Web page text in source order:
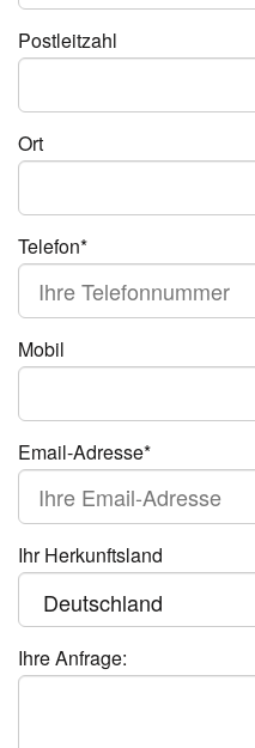
Postleitzahl
Ort
Telefon*
Mobil
Email-Adresse*
Ihr Herkunftsland
Ihre Anfrage: